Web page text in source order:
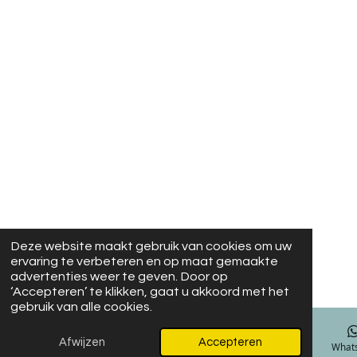
Deze website maakt gebruik van cookies om uw
ervaring te verbeteren en op maat gemaakte
advertenties weer te geven. Door op
‘Accepteren’ te klikken, gaat u akkoord met het
gebruik van alle cookies.
Afwijzen Accepteren
E-mailadres Facebook